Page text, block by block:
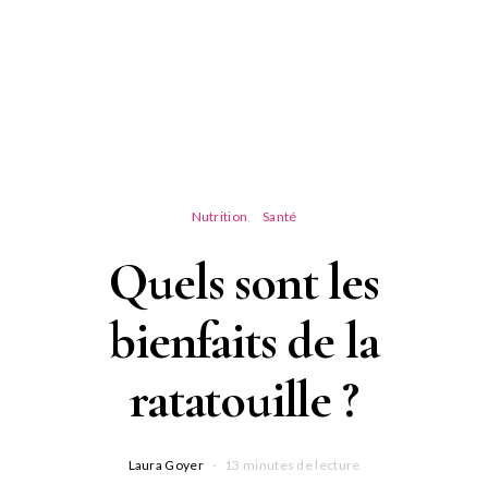
Nutrition Santé
Quels sont les
bienfaits de la
ratatouille ?
Laura Goyer 13 minutes de lecture